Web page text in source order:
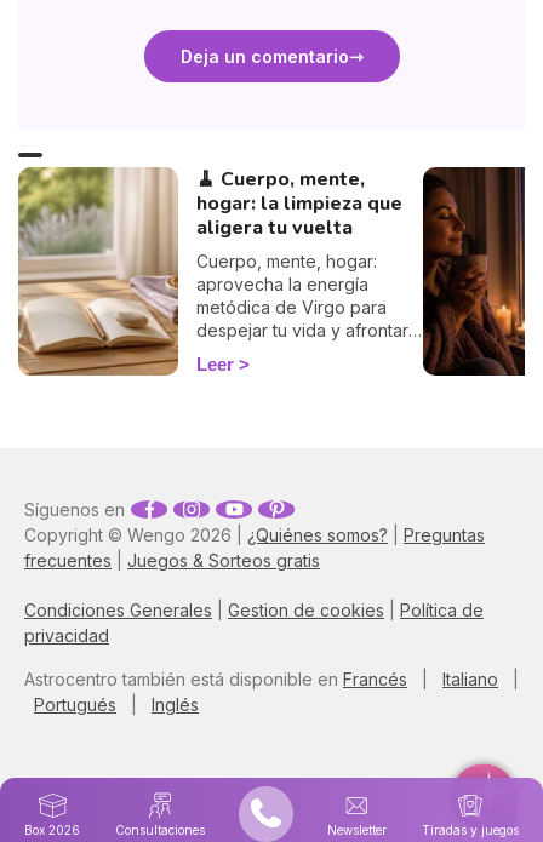
Deja un comentario
🧹 Cuerpo, mente,
hogar: la limpieza que
aligera tu vuelta
Cuerpo, mente, hogar:
aprovecha la energía
metódica de Virgo para
despejar tu vida y afrontar
la vuelta de 2026 con
ligereza. La guía de Marisa.
Leer
Box 2026 Consultaciones Newsletter Tiradas y juegos
Copyright © Wengo 2026 | ¿Quiénes somos?
Preguntas
frecuentes
Juegos & Sorteos gratis
Condiciones Generales Gestion de cookies
Política de
privacidad
Síguenos en
Astrocentro también está disponible en Francés Italiano
Portugués
Inglés